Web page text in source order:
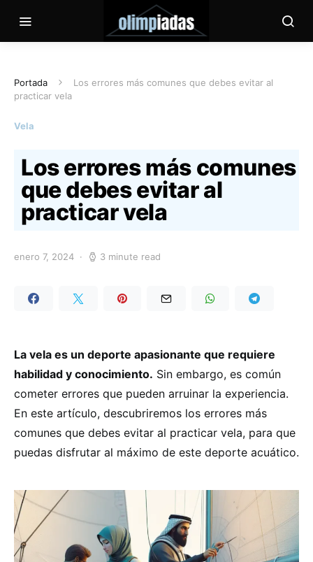
Portada
Los errores más comunes que debes evitar al
practicar vela
Vela
Los errores más comunes
que debes evitar al
practicar vela
enero 7, 2024 3 minute read
La vela es un deporte apasionante que requiere
habilidad y conocimiento. Sin embargo, es común
cometer errores que pueden arruinar la experiencia.
En este artículo, descubriremos los errores más
comunes que debes evitar al practicar vela, para que
puedas disfrutar al máximo de este deporte acuático.